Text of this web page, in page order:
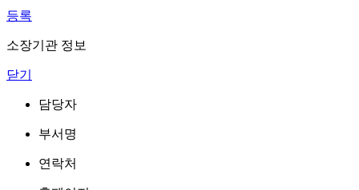
등록
소장기관 정보
닫기
담당자
부서명
연락처